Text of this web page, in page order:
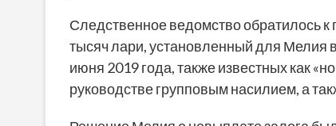
Следственное ведомство обратилось к
тысяч лари, установленный для Мелия
июня 2019 года, также известных как
руководстве групповым насилием, а